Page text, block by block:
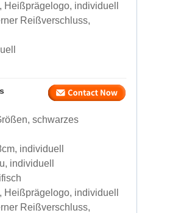
individuell
Reißverschluss,
schwarzes
individuell
individuell
individuell
Reißverschluss,